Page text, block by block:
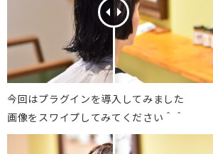
今回はプラグインを導入してみました
画像をスワイプしてみてください＾＾